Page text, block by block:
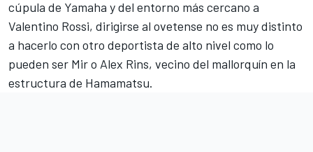
cúpula de Yamaha y del entorno más cercano a
Valentino Rossi, dirigirse al ovetense no es muy distinto
a hacerlo con otro deportista de alto nivel como lo
pueden ser Miro Alex Rins, vecino del mallorquín en la
estructura de Hamamatsu.